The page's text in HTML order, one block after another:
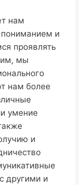
нам
и
проявлять
мы
нам более
умение
и
другими и